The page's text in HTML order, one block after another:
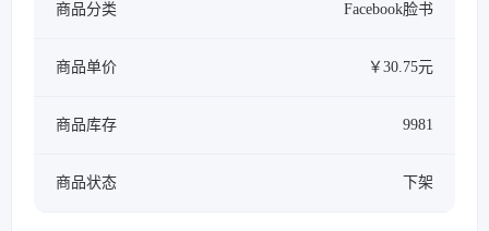
商品分类 Facebook脸书
商品单价 ￥30.75元
商品库存 9981
商品状态 下架